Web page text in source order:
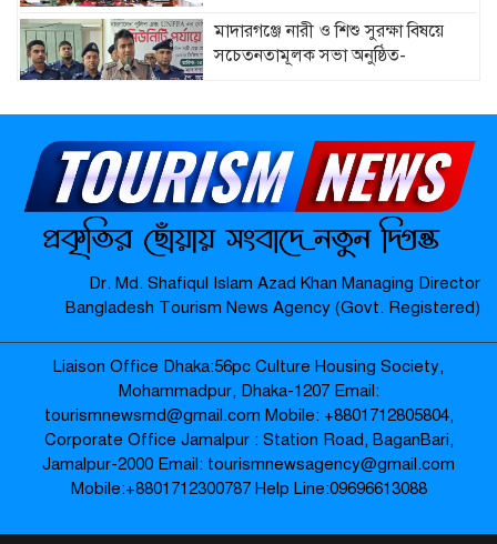
মাদারগঞ্জে নারী ও শিশু সুরক্ষা বিষয়ে
সচেতনতামূলক সভা অনুষ্ঠিত-
মাদারগঞ্জে বিএনপির বৃক্ষরোপণ কর্মসূচি
অনুষ্ঠিত-
জামালপুর যৌনপল্লীতে ডিবি পুলিশের
অভিযান: ৬০০ গ্রাম গাঁজা উদ্ধার, নারীসহ
গ্রেপ্তার ৩ –
প্রায় ২৪ ঘণ্টা শূন্যরেখায় থাকার পর উদ্ধার
বৃদ্ধার পরিবারের কাছে হস্তান্তর-
জামালপুরে পুলিশের বিশেষ অভিযান:
Dr. Md. Shafiqul Islam Azad Khan Managing Director
Bangladesh Tourism News Agency (Govt. Registered)
Liaison Office Dhaka:56pc Culture Housing Society,
Mohammadpur, Dhaka-1207 Email:
tourismnewsmd@gmail.com Mobile: ‪+8801712805804‬,
Corporate Office Jamalpur : Station Road, BaganBari,
Jamalpur-2000 Email: tourismnewsagency@gmail.com
Mobile:‪+8801712300787‬ Help Line:09696613088